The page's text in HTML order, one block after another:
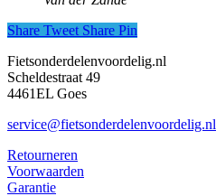
Share Tweet Share Pin
Fietsonderdelenvoordelig.nl
Scheldestraat 49
4461EL Goes
service@fietsonderdelenvoordelig.nl
Retourneren
Voorwaarden
Garantie